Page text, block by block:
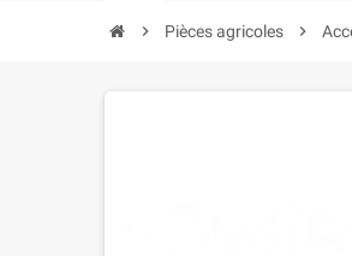
chevron_right Pièces agricoles chevron_right